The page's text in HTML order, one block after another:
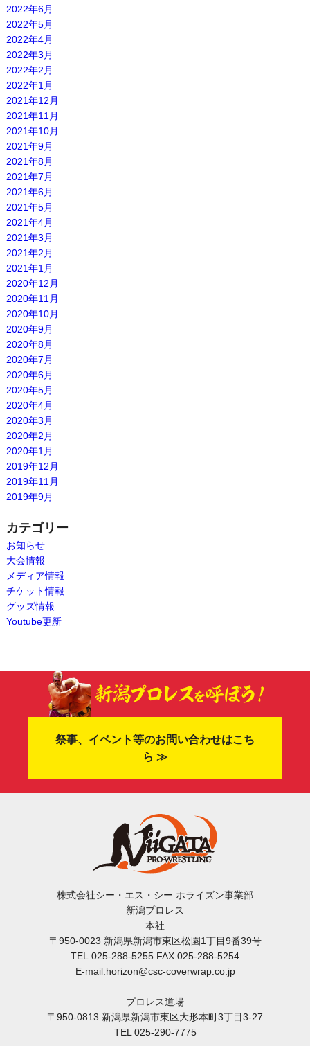
2022年6月
2022年5月
2022年4月
2022年3月
2022年2月
2022年1月
2021年12月
2021年11月
2021年10月
2021年9月
2021年8月
2021年7月
2021年6月
2021年5月
2021年4月
2021年3月
2021年2月
2021年1月
2020年12月
2020年11月
2020年10月
2020年9月
2020年8月
2020年7月
2020年6月
2020年5月
2020年4月
2020年3月
2020年2月
2020年1月
2019年12月
2019年11月
2019年9月
カテゴリー
お知らせ
大会情報
メディア情報
チケット情報
グッズ情報
Youtube更新
祭事、イベント等のお問い合わせはこち
ら ≫
株式会社シー・エス・シー ホライズン事業部
新潟プロレス
本社
〒950-0023 新潟県新潟市東区松園1丁目9番39号
TEL:025-288-5255 FAX:025-288-5254
E-mail:horizon@csc-coverwrap.co.jp
プロレス道場
〒950-0813 新潟県新潟市東区大形本町3丁目3-27
TEL 025-290-7775